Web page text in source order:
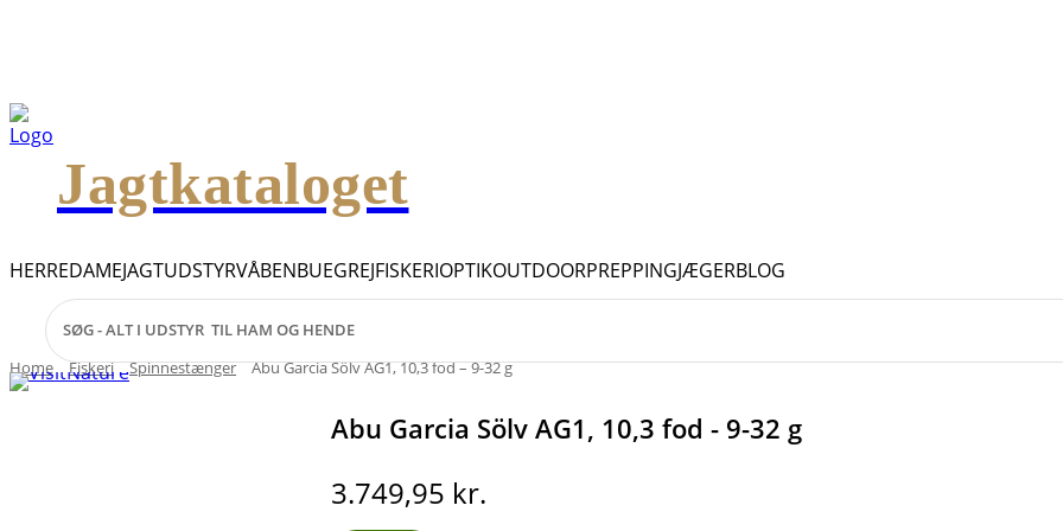
Jagtkataloget
HERREDAMEJAGTUDSTYRVÅBENBUEGREJFISKERIOPTIKOUTDOORPREPPINGJÆGERBLOG
Home Fiskeri Spinnestænger Abu Garcia Sölv AG1, 10,3 fod – 9-32 g
Abu Garcia Sölv AG1, 10,3 fod - 9-32 g
3.749,95 kr.